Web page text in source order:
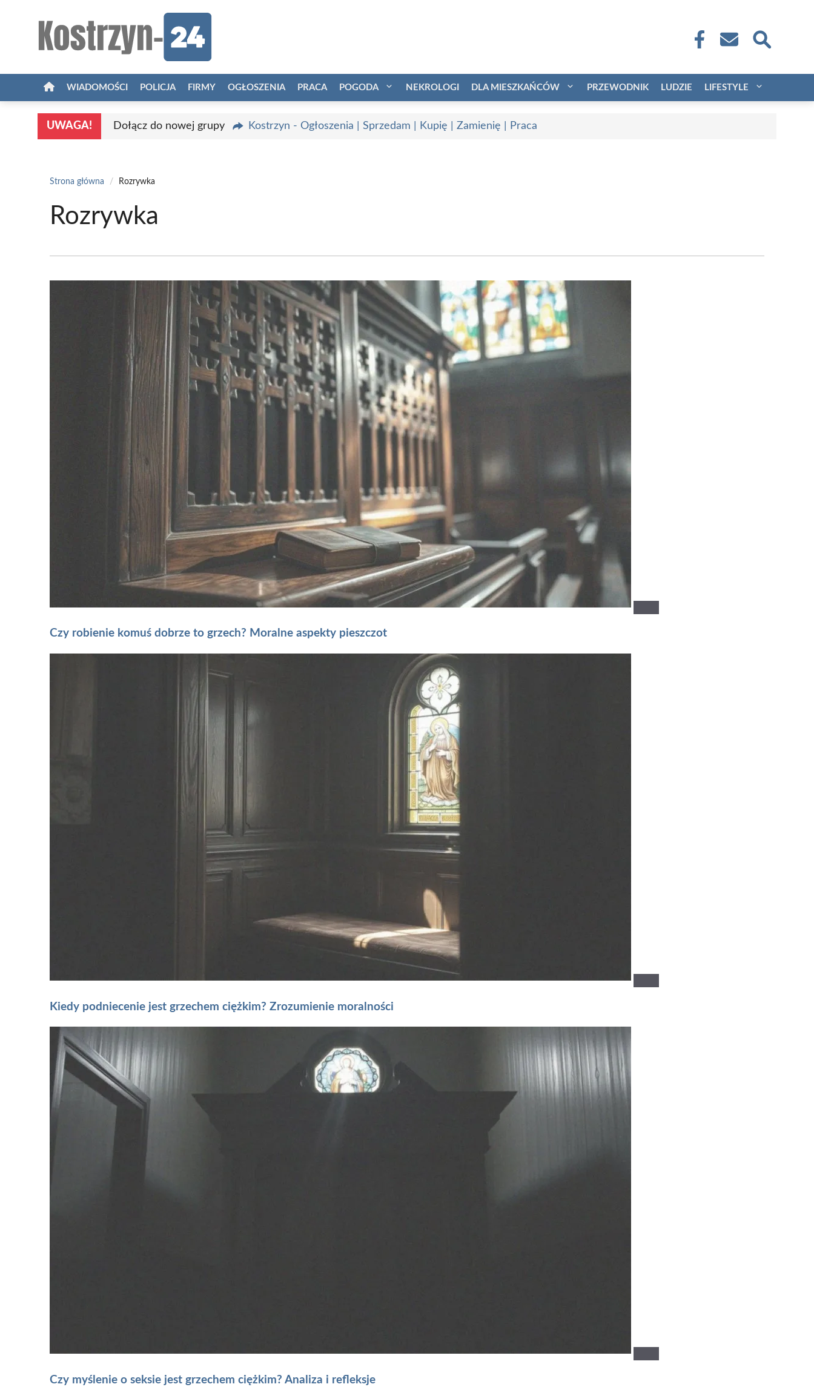
WIADOMOŚCI POLICJA FIRMY OGŁOSZENIA PRACA POGODA NEKROLOGI DLA MIESZKAŃCÓW PRZEWODNIK LUDZIE LIFESTYLE
UWAGA! Dołącz do nowej grupy Kostrzyn - Ogłoszenia | Sprzedam | Kupię | Zamienię | Praca
Strona główna / Rozrywka
Rozrywka
Czy robienie komuś dobrze to grzech? Moralne aspekty pieszczot
Kiedy podniecenie jest grzechem ciężkim? Zrozumienie moralności
Czy myślenie o seksie jest grzechem ciężkim? Analiza i refleksje